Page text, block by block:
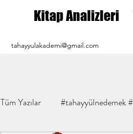
Kitap Analizleri
tahayyulakademi@gmail.com
Tüm Yazılar #tahayyülnedemek